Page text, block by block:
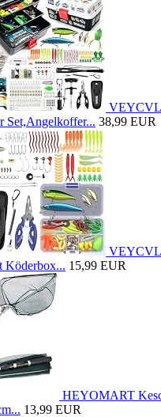
Set,Angelkoffer... 38,99 EUR
Köderbox... 15,99 EUR
HEYOMART
13,99 EUR